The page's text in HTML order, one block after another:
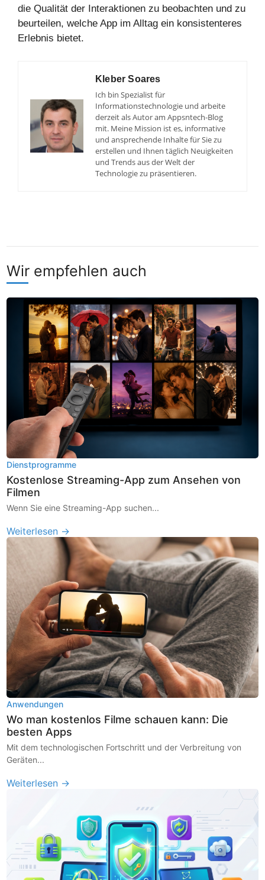
die Qualität der Interaktionen zu beobachten und zu
beurteilen, welche App im Alltag ein konsistenteres
Erlebnis bietet.
Kleber Soares
Ich bin Spezialist für
Informationstechnologie und arbeite
derzeit als Autor am Appsntech-Blog
mit. Meine Mission ist es, informative
und ansprechende Inhalte für Sie zu
erstellen und Ihnen täglich Neuigkeiten
und Trends aus der Welt der
Technologie zu präsentieren.
Wir empfehlen auch
Dienstprogramme
Kostenlose Streaming-App zum Ansehen von
Filmen
Wenn Sie eine Streaming-App suchen...
Weiterlesen →
Anwendungen
Wo man kostenlos Filme schauen kann: Die
besten Apps
Mit dem technologischen Fortschritt und der Verbreitung von
Geräten...
Weiterlesen →